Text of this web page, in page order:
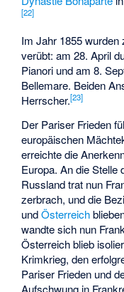
[22]
Im Jahr 1855 wurden
verübt: am 28. April
Pianori und am 8.
Bellemare. Beiden
Herrscher.[23]
Der Pariser Frieden
europäischen
erreichte die
Europa. An die Stelle
Russland trat nun
zerbrach, und die
undÖsterreich
wandte sich nun
Österreich blieb
Krimkrieg, den
Pariser Frieden und